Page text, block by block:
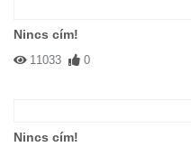
Nincs cím!
11033 0
Nincs cím!